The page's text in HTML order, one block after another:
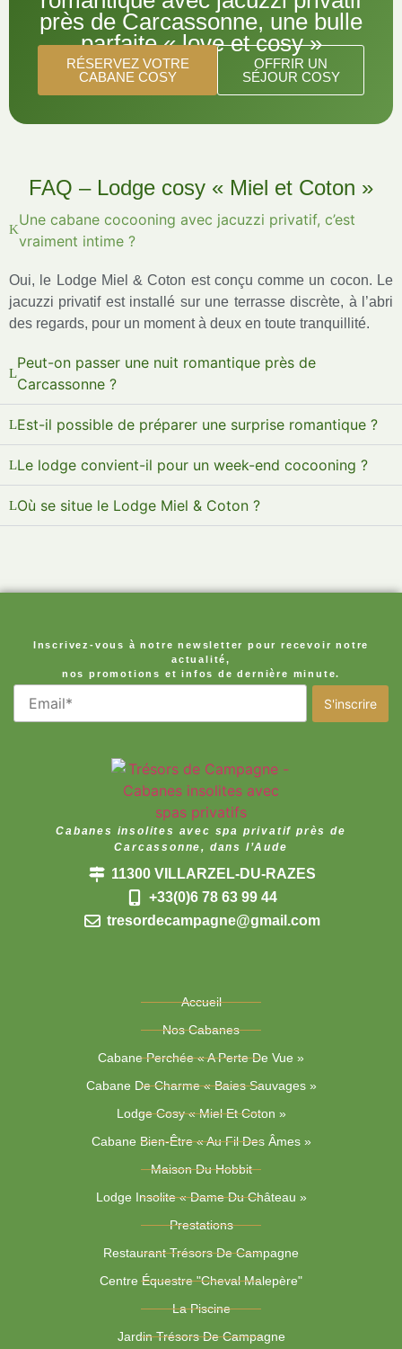
près de Carcassonne, une bulle
parfaite « love et cosy »
RÉSERVEZ VOTRE
CABANE COSY
OFFRIR UN
SÉJOUR COSY
FAQ – Lodge cosy « Miel et Coton »
Une cabane cocooning avec jacuzzi privatif, c’est
vraiment intime ?
Oui, le Lodge Miel & Coton est conçu comme un cocon. Le
jacuzzi privatif est installé sur une terrasse discrète, à l’abri
des regards, pour un moment à deux en toute tranquillité.
Peut-on passer une nuit romantique près de
Carcassonne ?
Est-il possible de préparer une surprise romantique ?
Le lodge convient-il pour un week-end cocooning ?
Où se situe le Lodge Miel & Coton ?
Inscrivez-vous à notre newsletter pour recevoir notre
actualité,
nos promotions et infos de dernière minute.
Cabanes insolites avec spa privatif près de
Carcassonne, dans l’Aude
11300 VILLARZEL-DU-RAZES
+33(0)6 78 63 99 44
tresordecampagne@gmail.com
Accueil
Nos Cabanes
Cabane Perchée « A Perte De Vue »
Cabane De Charme « Baies Sauvages »
Lodge Cosy « Miel Et Coton »
Cabane Bien-Être « Au Fil Des Âmes »
Maison Du Hobbit
Lodge Insolite « Dame Du Château »
Prestations
Restaurant Trésors De Campagne
Centre Équestre "Cheval Malepère"
La Piscine
Jardin Trésors De Campagne